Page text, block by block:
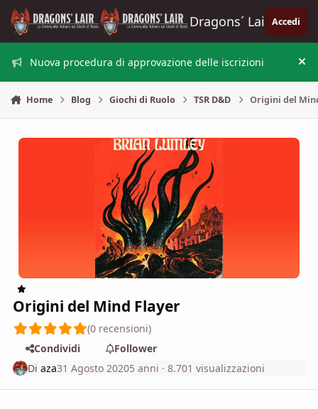
Vai al contenuto
Dragons´ Lair Accedi
Nuova procedura di approvazione delle iscrizioni
Home Blog Giochi di Ruolo TSR D&D Origini del
Origini del Mind Flayer
(0 recensioni)
Condividi
Follower
Diaza31 Agosto 20205 anni · 8.701 visualizzazioni